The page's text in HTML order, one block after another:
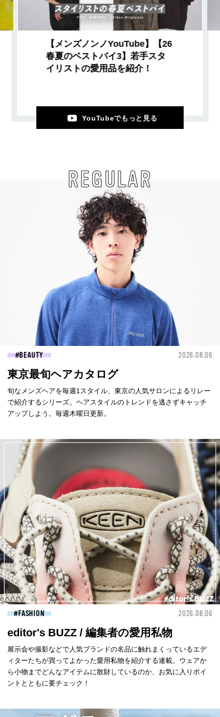
【メンズノンノYouTube】【26
春夏のベストバイ3】若手スタ
イリストの愛用品を紹介！
YouTubeでもっと見る
REGULAR
BEAUTY 2026.08.06
東京最旬ヘアカタログ
旬なメンズヘアを毎週1スタイル、東京の人気サロンによるリレー
で紹介するシリーズ。ヘアスタイルのトレンドを逃さずキャッチ
アップしよう。毎週木曜日更新。
FASHION 2026.08.06
editor's BUZZ / 編集者の愛用私物
展示会や撮影などで人気ブランドの名品に触れまくっているエデ
ィターたちが買ってよかった愛用私物を紹介する連載。ウェアか
ら小物までどんなアイテムに散財しているのか、お気に入りポイ
ントとともに要チェック！